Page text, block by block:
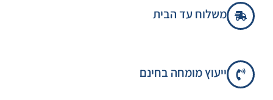
משלוח עד הבית
ייעוץ מומחה בחינם